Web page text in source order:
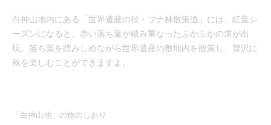
白神山地内にある「世界遺産の径・ブナ林散策道」には、紅葉シ
ーズンになると、赤い落ち葉が積み重なったふかふかの道が出
現。落ち葉を踏みしめながら世界遺産の敷地内を散策し、贅沢に
秋を楽しむことができますよ。
「白神山地」の旅のしおり